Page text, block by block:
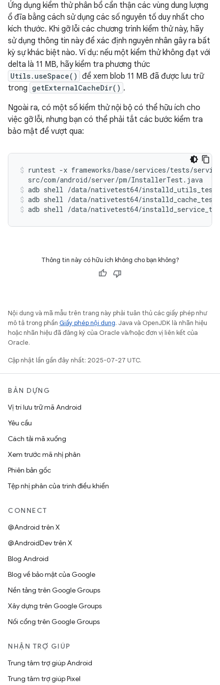
Ứng dụng kiểm thử phân bổ cẩn thận các vùng dung lượng
ổ đĩa bằng cách sử dụng các số nguyên tố duy nhất cho
kích thước. Khi gỡ lỗi các chương trình kiểm thử này, hãy
sử dụng thông tin này để xác định nguyên nhân gây ra bất
kỳ sự khác biệt nào. Ví dụ: nếu một kiểm thử không đạt với
delta là 11 MB, hãy kiểm tra phương thức
Utils.useSpace() để xem blob 11 MB đã được lưu trữ
trong getExternalCacheDir() .
Ngoài ra, có một số kiểm thử nội bộ có thể hữu ích cho
việc gỡ lỗi, nhưng bạn có thể phải tắt các bước kiểm tra
bảo mật để vượt qua:
runtest -x frameworks/base/services/tests/
  src/com/android/server/pm/InstallerTest.java
adb shell /data/nativetest64/
adb shell /data/nativetest64/
adb shell /data/nativetest64/
Thông tin này có hữu ích không cho bạn không?
Nội dung và mã mẫu trên trang này phải tuân thủ các giấy phép như
mô tả trong phần Giấy phép nội dung. Java và OpenJDK là nhãn hiệu
hoặc nhãn hiệu đã đăng ký của Oracle và/hoặc đơn vị liên kết của
Oracle.
Cập nhật lần gần đây nhất: 2025-07-27 UTC.
BẢN DỰNG
Vị trí lưu trữ mã Android
Yêu cầu
Cách tải mã xuống
Xem trước mã nhị phân
Phiên bản gốc
Tệp nhị phân của trình điều khiển
CONNECT
@Android trên X
@AndroidDev trên X
Blog Android
Blog về bảo mật của Google
Nền tảng trên Google Groups
Xây dựng trên Google Groups
Nối cổng trên Google Groups
NHẬN TRỢ GIÚP
Trung tâm trợ giúp Android
Trung tâm trợ giúp Pixel